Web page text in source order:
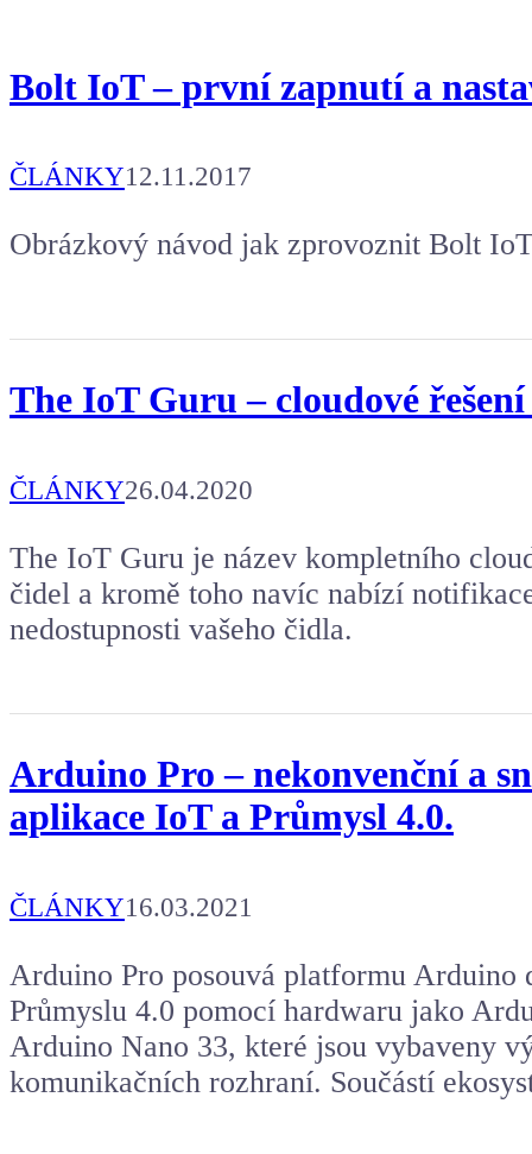
Bolt IoT – první zapnutí a
ČLÁNKY12.11.2017
Obrázkový návod jak zprovoznit Bolt
The IoT Guru – cloudové
ČLÁNKY26.04.2020
The IoT Guru je název kompletního
čidel a kromě toho navíc nabízí
nedostupnosti vašeho čidla.
Arduino Pro – nekonvenční a
aplikace IoT a Průmysl 4.0.
ČLÁNKY16.03.2021
Arduino Pro posouvá platformu
Průmyslu 4.0 pomocí hardwaru jako
Arduino Nano 33, které jsou vybaveny
komunikačních rozhraní. Součástí